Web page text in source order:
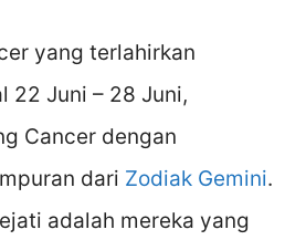
yang terlahirkan
22 Juni – 28 Juni,
Cancer dengan
dari Zodiak Gemini.
adalah mereka yang